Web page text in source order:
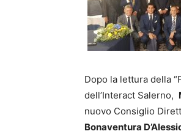
Dopo la lettura della
dell’Interact Salerno,
nuovo Consiglio
Bonaventura